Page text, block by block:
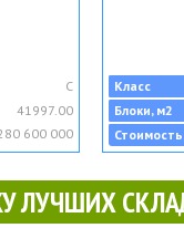
C
41997.00
600 000
Класс
Блоки, м2
ЛУЧШИХ